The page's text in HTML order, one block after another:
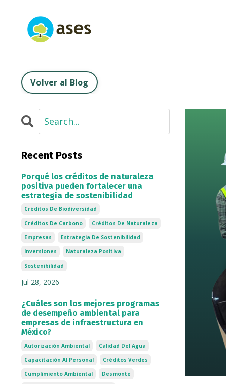
Volver al Blog
Recent Posts
Porqué los créditos de naturaleza
positiva pueden fortalecer una
estrategia de sostenibilidad
Créditos De Biodiversidad
Créditos De Carbono
Créditos De Naturaleza
Empresas
Estrategia De Sostenibilidad
Inversiones
Naturaleza Positiva
Sostenibilidad
Jul 28, 2026
¿Cuáles son los mejores programas
de desempeño ambiental para
empresas de infraestructura en
México?
Autorización Ambiental
Calidad Del Agua
Capacitación Al Personal
Créditos Verdes
Cumplimiento Ambiental
Desmonte